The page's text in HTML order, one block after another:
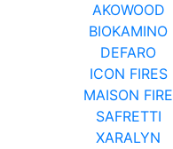
AKOWOOD
BIOKAMINO
DEFARO
ICON FIRES
MAISON FIRE
SAFRETTI
XARALYN